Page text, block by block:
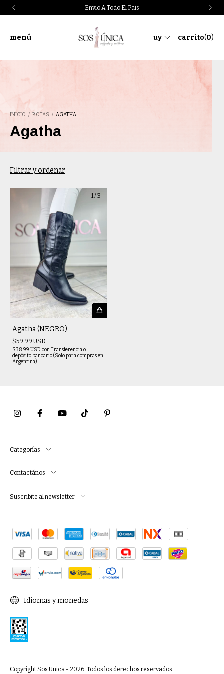
Envio A Todo El Pais
menú uy carrito(0)
INICIO / BOTAS / AGATHA
Agatha
Filtrar y ordenar
1/3
Agatha (NEGRO)
$59.99 USD
$38.99 USD conTransferencia o
depósito bancario (Solo para compras en
Argentina)
Categorías
Contactános
Suscribite al newsletter
Idiomas y monedas
Copyright Sos Unica - 2026. Todos los derechos reservados.